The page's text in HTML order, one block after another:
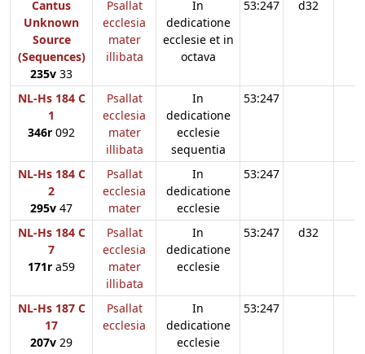
Cantus
Unknown
Source
(Sequences)
235v 33
Psallat
ecclesia
mater
illibata
In
dedicatione
ecclesie et in
octava
53:247 d32
NL-Hs 184 C
1
346r 092
Psallat
ecclesia
mater
illibata
In
dedicatione
ecclesie
sequentia
53:247
NL-Hs 184 C
2
295v 47
Psallat
ecclesia
mater
In
dedicatione
ecclesie
53:247
NL-Hs 184 C
7
171r a59
Psallat
ecclesia
mater
illibata
In
dedicatione
ecclesie
53:247 d32
NL-Hs 187 C
17
207v 29
Psallat
ecclesia
In
dedicatione
ecclesie
53:247